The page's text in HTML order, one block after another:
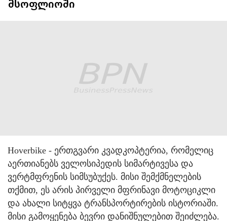
მსოფლიოში
Hoverbike - ერთგვარი კვადკოპტერია, რომელიც
აერთიანებს ველოსიპედის სიმარტივესა და
ვერტმფრენის სიმსუბუქეს. მისი შემქმნელების
თქმით, ეს არის პირველი მფრინავი მოტოციკლი
და ახალი სიტყვა ტრანსპორტირების ისტორიაში.
მისი გამოყენება ბევრი დანიშნულებით შეიძლება.